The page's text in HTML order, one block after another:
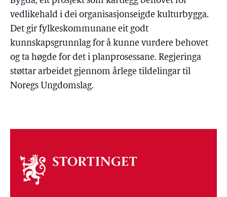
vedlikehald i dei organisasjonseigde kulturbygga.
Det gir fylkeskommunane eit godt
kunnskapsgrunnlag for å kunne vurdere behovet
og ta høgde for det i planprosessane. Regjeringa
støttar arbeidet gjennom årlege tildelingar til
Noregs Ungdomslag.
Om
stortinget